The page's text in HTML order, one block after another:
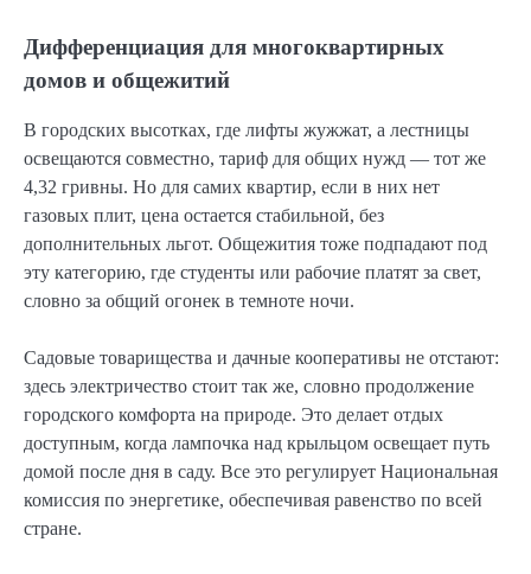
Дифференциация для многоквартирных
домов и общежитий
В городских высотках, где лифты жужжат, а лестницы
освещаются совместно, тариф для общих нужд — тот же
4,32 гривны. Но для самих квартир, если в них нет
газовых плит, цена остается стабильной, без
дополнительных льгот. Общежития тоже подпадают под
эту категорию, где студенты или рабочие платят за свет,
словно за общий огонек в темноте ночи.
Садовые товарищества и дачные кооперативы не отстают:
здесь электричество стоит так же, словно продолжение
городского комфорта на природе. Это делает отдых
доступным, когда лампочка над крыльцом освещает путь
домой после дня в саду. Все это регулирует Национальная
комиссия по энергетике, обеспечивая равенство по всей
стране.